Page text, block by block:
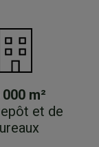
m²
et de